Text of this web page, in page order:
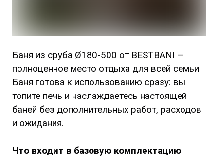
Баня из сруба Ø180-500 от BESTBANI —
полноценное место отдыха для всей семьи.
Баня готова к использованию сразу: вы
топите печь и наслаждаетесь настоящей
баней без дополнительных работ, расходов
и ожидания.
Что входит в базовую комплектацию